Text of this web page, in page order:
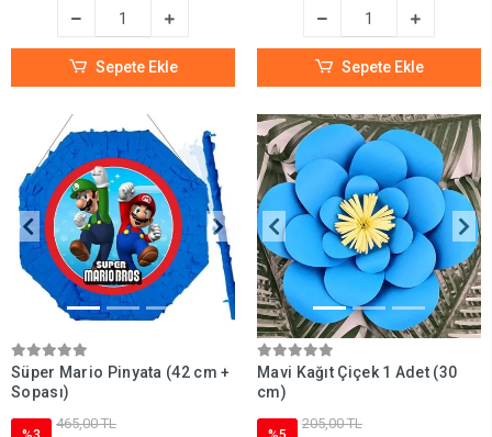
Sepete Ekle Sepete Ekle
Süper Mario Pinyata (42 cm +
Sopası)
465,00 TL
Mavi Kağıt Çiçek 1 Adet (30
cm)
205,00 TL